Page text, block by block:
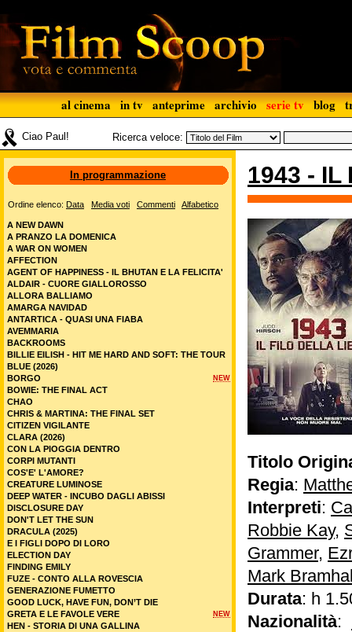
al cinema in tv anteprime archivio serie tv blog
Ciao Paul! Ricerca veloce:
1943 - IL
Titolo
Regia:
Interpreti:
Robbie Kay,
Grammer,
Mark
Durata: h
Nazionalità:
In programmazione
Ordine elenco: Data Media voti Commenti Alfabetico
A NEW DAWN
A PRANZO LA DOMENICA
A WAR ON WOMEN
AFFECTION
AGENT OF HAPPINESS - IL BHUTAN E LA FELICITA'
ALDAIR - CUORE GIALLOROSSO
ALLORA BALLIAMO
AMARGA NAVIDAD
ANTARTICA - QUASI UNA FIABA
AVEMMARIA
BACKROOMS
BILLIE EILISH - HIT ME HARD AND SOFT: THE TOUR
BLUE (2026)
NEW
BORGO
BOWIE: THE FINAL ACT
CHAO
CHRIS & MARTINA: THE FINAL SET
CITIZEN VIGILANTE
CLARA (2026)
CON LA PIOGGIA DENTRO
CORPI MUTANTI
COS'E' L'AMORE?
CREATURE LUMINOSE
DEEP WATER - INCUBO DAGLI ABISSI
DISCLOSURE DAY
DON'T LET THE SUN
DRACULA (2025)
E I FIGLI DOPO DI LORO
ELECTION DAY
FINDING EMILY
FUZE - CONTO ALLA ROVESCIA
GENERAZIONE FUMETTO
GOOD LUCK, HAVE FUN, DON’T DIE
NEW
GRETA E LE FAVOLE VERE
HEN - STORIA DI UNA GALLINA